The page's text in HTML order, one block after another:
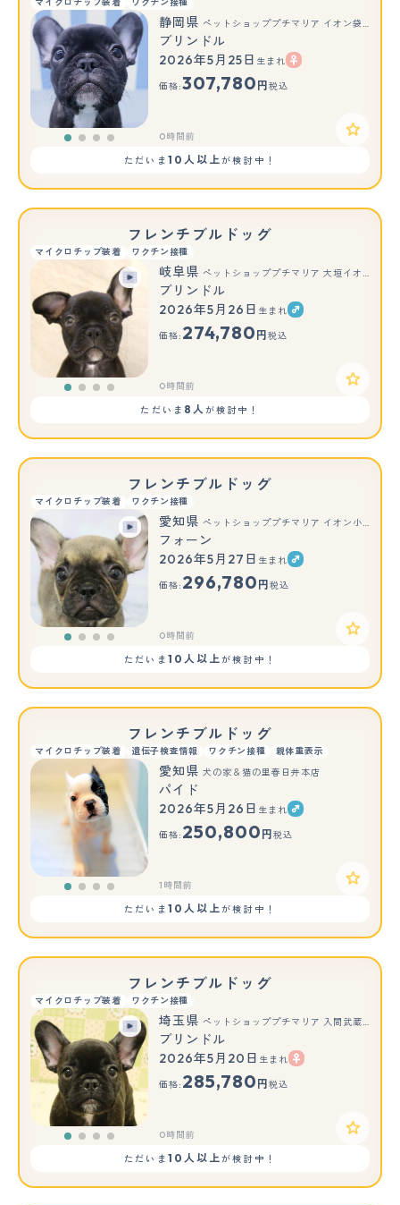
マイクロチップ装着 ワクチン接種
静岡県 ペットショッププチマリア イオン袋井店
ブリンドル
2026年5月25日 生まれ
価格:307,780 円 税込
0時間前
ただいま 10人以上が検討中！
フレンチブルドッグ
マイクロチップ装着 ワクチン接種
岐阜県 ペットショッププチマリア 大垣イオンモール店
ブリンドル
2026年5月26日 生まれ
価格: 274,780 円 税込
0時間前
ただいま 8人が検討中！
フレンチブルドッグ
マイクロチップ装着 ワクチン接種
愛知県 ペットショッププチマリア イオン小牧店
フォーン
2026年5月27日 生まれ
価格: 296,780 円 税込
0時間前
ただいま 10人以上が検討中！
フレンチブルドッグ
マイクロチップ装着 遺伝子検査情報 ワクチン接種 親体重表示
愛知県 犬の家＆猫の里春日井本店
パイド
2026年5月26日 生まれ
価格: 250,800 円 税込
1時間前
ただいま 10人以上が検討中！
フレンチブルドッグ
マイクロチップ装着 ワクチン接種
埼玉県 ペットショッププチマリア 入間武蔵藤沢店
ブリンドル
2026年5月20日 生まれ
価格: 285,780 円 税込
0時間前
ただいま 10人以上が検討中！